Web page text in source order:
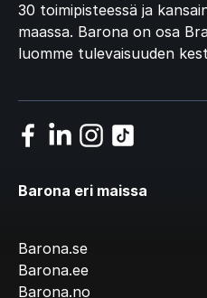
30 toimipisteessä ja
maassa. Barona on osa
luomme tulevaisuuden
Barona eri maissa
Barona.se
Barona.ee
Barona.no